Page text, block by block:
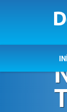
Início
Planos